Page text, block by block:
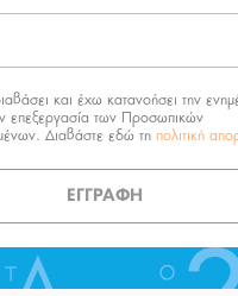
ΕΓΓΡΑΦΗ
και έχω κατανοήσει την
επεξεργασία των Προσωπικών
Διαβάστε εδώ τη πολιτική